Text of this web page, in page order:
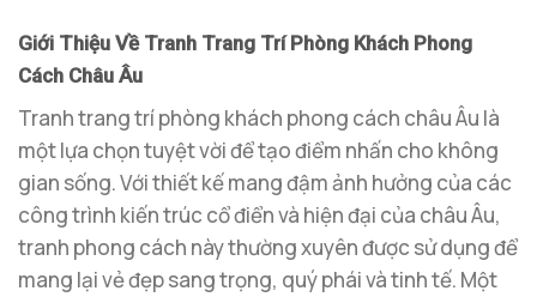
Giới Thiệu Về Tranh Trang Trí Phòng Khách Phong
Cách Châu Âu
Tranh trang trí phòng khách phong cách châu Âu là
một lựa chọn tuyệt vời để tạo điểm nhấn cho không
gian sống. Với thiết kế mang đậm ảnh hưởng của các
công trình kiến trúc cổ điển và hiện đại của châu Âu,
tranh phong cách này thường xuyên được sử dụng để
mang lại vẻ đẹp sang trọng, quý phái và tinh tế. Một